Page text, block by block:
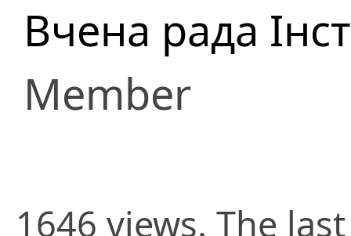
Вчена рада
Member
1646 views. The